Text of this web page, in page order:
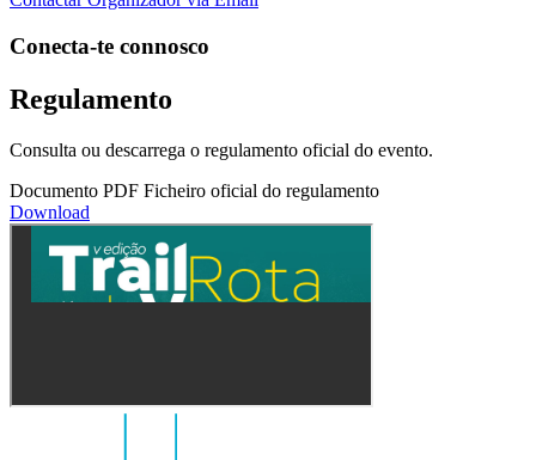
Conecta-te connosco
Regulamento
Consulta ou descarrega o regulamento oficial do evento.
Documento PDF Ficheiro oficial do regulamento
Download